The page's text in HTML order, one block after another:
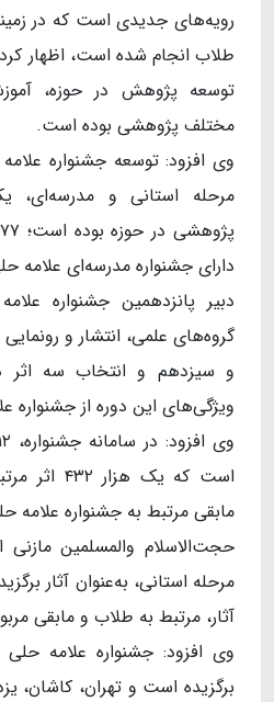
رویه‌های جدیدی است که در
طلاب انجام شده است، اظهار
توسعه پژوهش در حوزه،
مختلف پژوهشی بوده است.
وی افزود: توسعه جشنواره
مرحله استانی و مدرسه‌ای،
دارای جشنواره مدرسه‌ای علامه
دبیر پانزدهمین جشنواره
گروه‌های علمی، انتشار و
و سیزدهم و انتخاب سه اثر
ویژگی‌های این دوره از جشنواره
است که یک
مابقی مرتبط به جشنواره علامه
آثار، مرتبط به طلاب و مابقی
برگزیده است و تهران، کاشان،